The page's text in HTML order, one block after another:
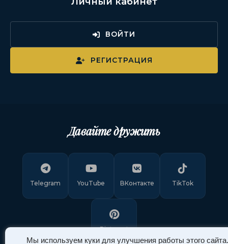
Мы используем куки для улучшения работы этого сайта.
ВОЙТИ
РЕГИСТРАЦИЯ
Давайте дружить
Telegram YouTube ВКонтакте TikTok
Pinterest